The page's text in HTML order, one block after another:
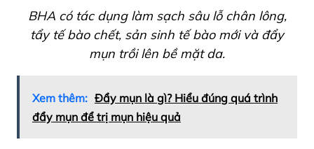
BHA có tác dụng làm sạch sâu lỗ chân lông,
tẩy tế bào chết, sản sinh tế bào mới và đẩy
mụn trồi lên bề mặt da.
Xem thêm: Đẩy mụn là gì? Hiểu đúng quá trình
đẩy mụn để trị mụn hiệu quả